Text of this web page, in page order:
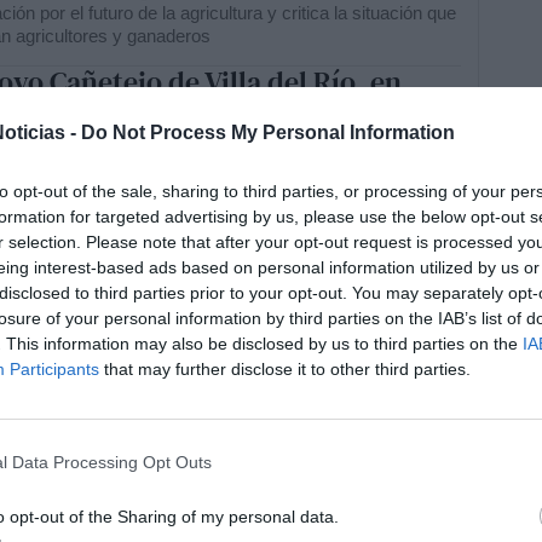
- Do Not Process My Personal Information
opt-out of the sale, sharing to third parties, or processing of your
for targeted advertising by us, please use the below opt-out
selection. Please note that after your opt-out request is processed
interest-based ads based on personal information utilized by us
to third parties prior to your opt-out. You may separately
of your personal information by third parties on the IAB’s list of
This information may also be disclosed by us to third parties on the
Participants that may further disclose it to other third parties.
Data Processing Opt Outs
opt-out of the Sharing of my personal data.
por el futuro de la agricultura y critica la situación que
agricultores y ganaderos
Cañetejo de Villa del Río, en
de principios de año
de Transportes y la Confederación Hidrográfica del
actúan en el cauce y en el entorno del puente de la A-
del ayuntamiento
de 118 bandas y agrupaciones
de Córdoba reciben las ayudas
provincial reparte 550.000 euros entre las entidades
y material musical
del Nilo deja su primera víctima
en Andalucía: ¿qué recomienda la
para evitar las picaduras?